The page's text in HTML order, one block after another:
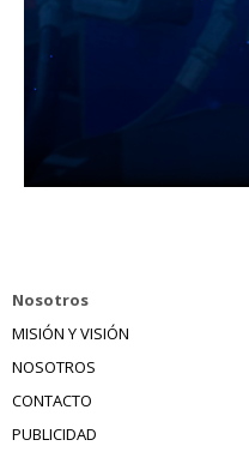
Nosotros
MISIÓN Y VISIÓN
NOSOTROS
CONTACTO
PUBLICIDAD